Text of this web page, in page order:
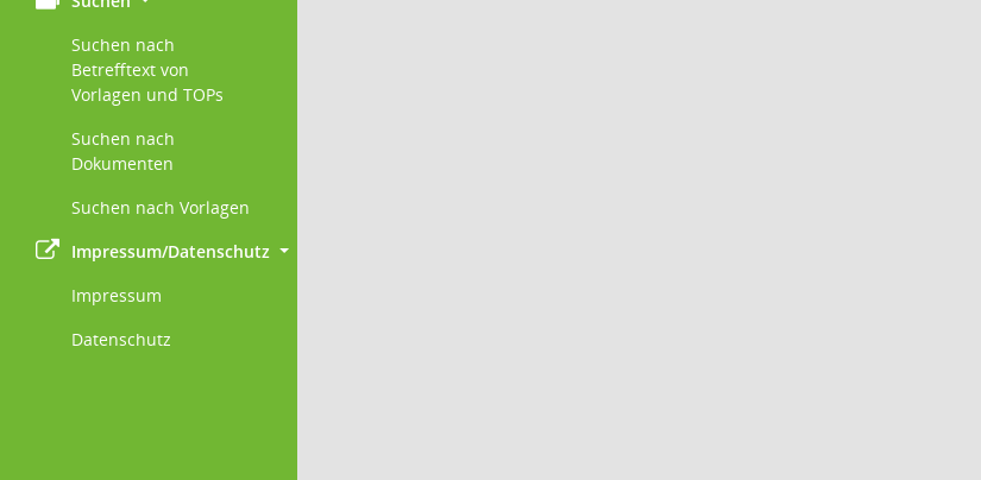
Suchen nach
Betrefftext von
Vorlagen und TOPs
Suchen nach
Dokumenten
Suchen nach Vorlagen
Impressum/Datenschutz
Impressum
Datenschutz